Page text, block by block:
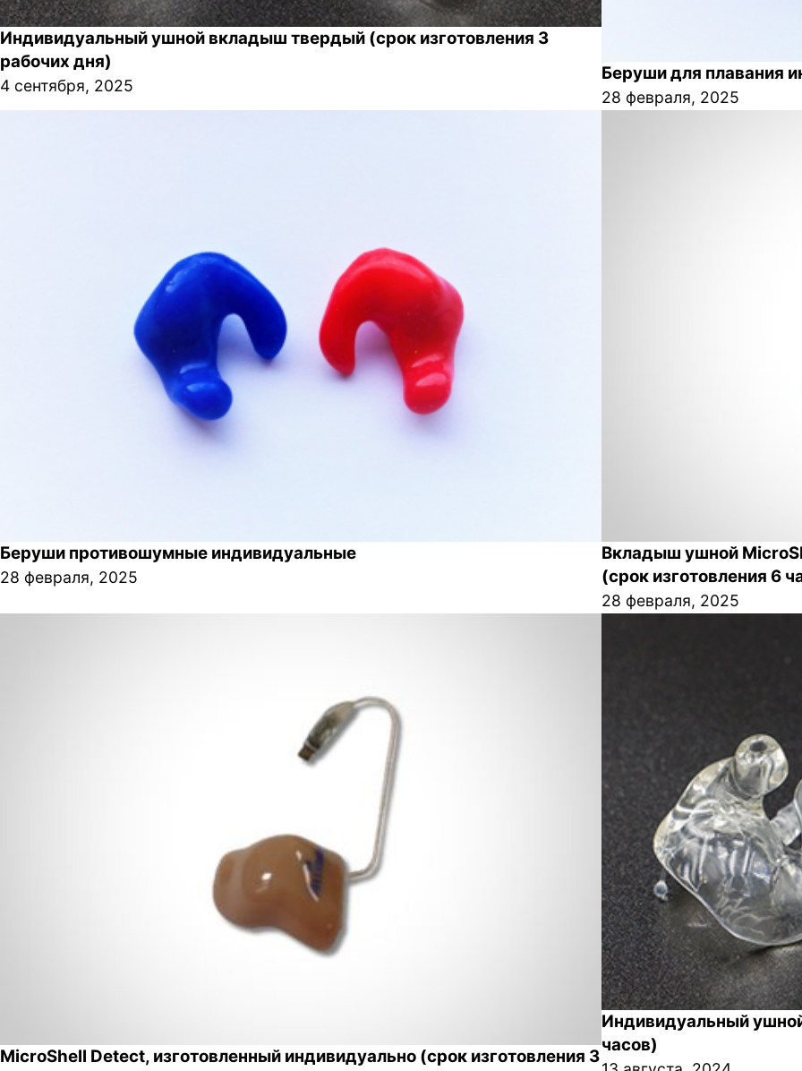
Индивидуальный ушной вкладыш твердый (срок изготовления 3
рабочих дня)
4 сентября, 2025
Беруши для плавания
28 февраля, 2025
Беруши противошумные индивидуальные
28 февраля, 2025
Вкладыш ушной
(срок изготовления 6
28 февраля, 2025
MicroShell Detect, изготовленный индивидуально (срок изготовления 3
Индивидуальный
часов)